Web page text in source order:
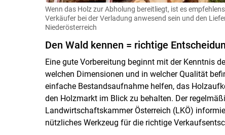
Wenn das Holz zur Abholung bereitliegt, ist es
Verkäufer bei der Verladung anwesend sein und den
Niederösterreich
Den Wald kennen = richtige
Eine gute Vorbereitung beginnt mit der Kenntnis
welchen Dimensionen und in welcher Qualität
einfache Bestandsaufnahme helfen, das
den Holzmarkt im Blick zu behalten. Der
Landwirtschaftskammer Österreich (LKÖ)
nützliches Werkzeug für die richtige